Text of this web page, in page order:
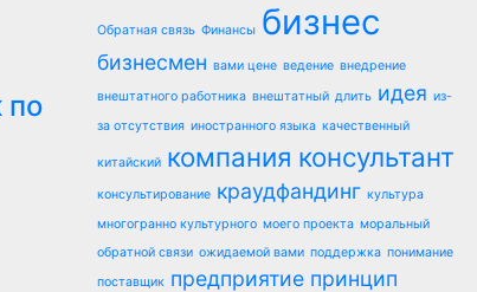
по
Обратная связь Финансы бизнес
бизнесмен вами цене ведение внедрение
внештатного работника внештатный длить идея из-
за отсутствия иностранного языка качественный
китайский компания консультант
консультирование краудфандинг культура
многогранно культурного моего проекта моральный
обратной связи ожидаемой вами поддержка понимание
поставщик предприятие принцип